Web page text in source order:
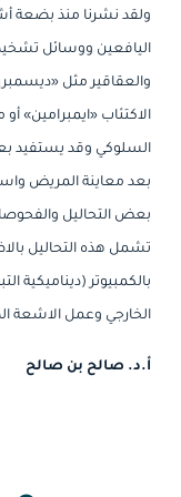
ولقد نشرنا منذ بضعة
اليافعين ووسائل
والعقاقير مثل
الاكتئاب «ايمبرامين»
السلوكي وقد يستفيد
بعد معاينة المريض
بعض التحاليل
تشمل هذه التحاليل
بالكمبيوتر
الخارجي وعمل الاشعة
أ.د. صالح بن صالح